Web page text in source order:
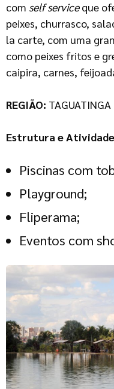
com self serviceque
peixes, churrasco,
la carte, com uma
como peixes fritos e
caipira, carnes,
REGIÃO: TAGUATINGA
Estrutura e
Piscinas com
Playground;
Fliperama;
Eventos com